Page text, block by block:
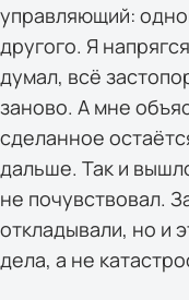
управляющий:
другого. Я
думал, всё
заново. А мне
сделанное
дальше. Так и
не почувствовал.
откладывали, но и
дела, а не